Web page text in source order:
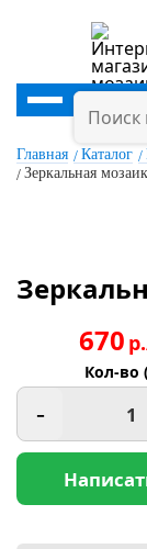
Главная Каталог
Зеркальная
670
Кол-во
-